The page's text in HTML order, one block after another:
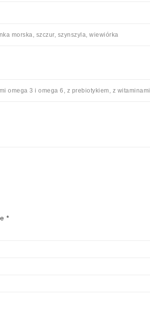
morska, szczur, szynszyla, wiewiórka
omega 3 i omega 6, z prebiotykiem, z witaminami
*